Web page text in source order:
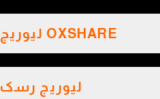
OXSHARE لیوریج
لیوریج رسک